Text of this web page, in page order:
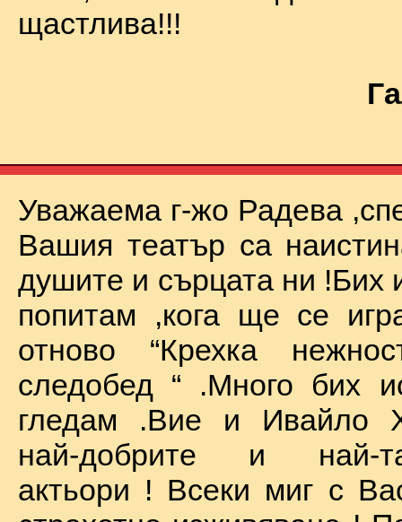
щастлива!!!
Уважаема г-жо Радева
Вашия театър са
душите и сърцата ни !Бих
попитам ,кога ще се
отново “Крехка
следобед “ .Много бих
гледам .Вие и Ивайло
най-добрите и най-
актьори ! Всеки миг с